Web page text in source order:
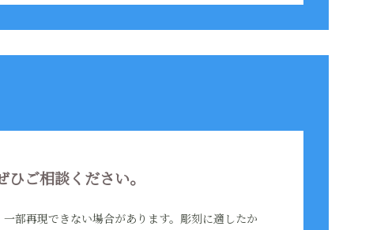
ご相談ください。
部再現できない場合があります。彫刻に適したか